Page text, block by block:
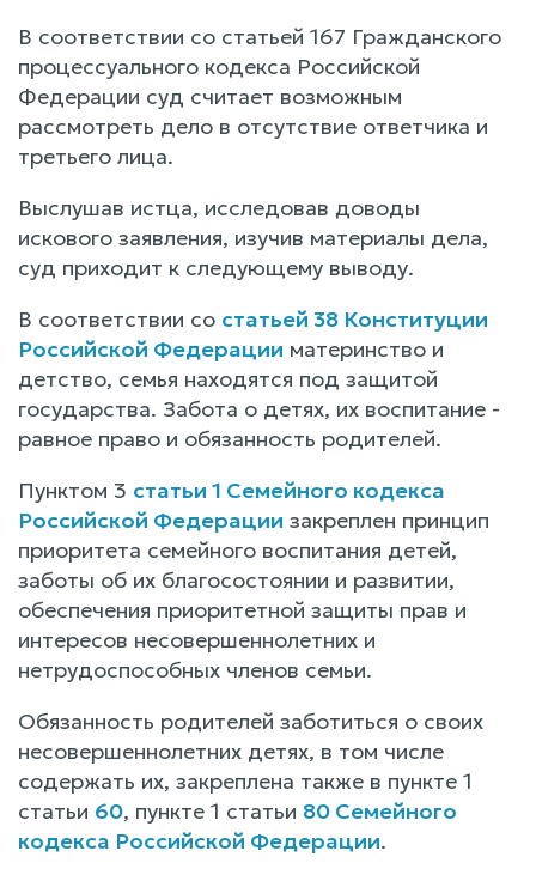
В соответствии со статьей 167 Гражданского
процессуального кодекса Российской
Федерации суд считает возможным
рассмотреть дело в отсутствие ответчика и
третьего лица.
Выслушав истца, исследовав доводы
искового заявления, изучив материалы дела,
суд приходит к следующему выводу.
В соответствии со статьей 38 Конституции
Российской Федерации материнство и
детство, семья находятся под защитой
государства. Забота о детях, их воспитание -
равное право и обязанность родителей.
Пунктом 3 статьи 1 Семейного кодекса
Российской Федерации закреплен принцип
приоритета семейного воспитания детей,
заботы об их благосостоянии и развитии,
обеспечения приоритетной защиты прав и
интересов несовершеннолетних и
нетрудоспособных членов семьи.
Обязанность родителей заботиться о своих
несовершеннолетних детях, в том числе
содержать их, закреплена также в пункте 1
статьи 60, пункте 1 статьи 80 Семейного
кодекса Российской Федерации.